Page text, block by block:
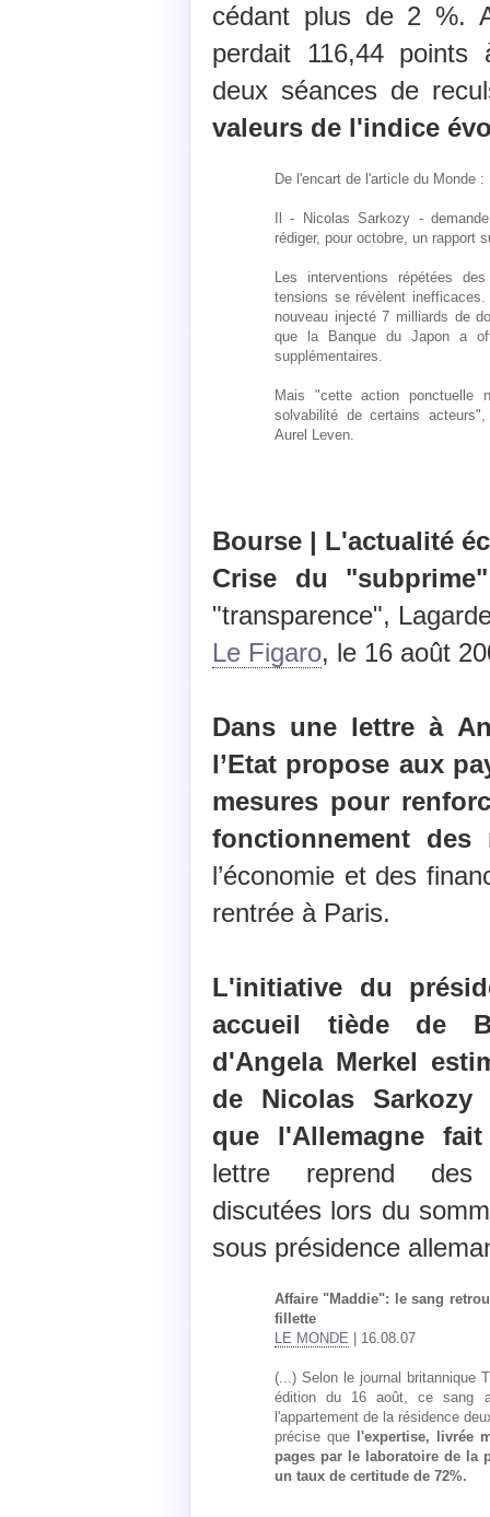
cédant plus de 2 %.
perdait 116,44
deux séances de
valeurs de l'indice
De l'encart de l'article du Monde :
Il - Nicolas Sarkozy -
rédiger, pour octobre, un rapport
Les interventions répétées
tensions se révèlent
nouveau injecté 7 milliards de
que la Banque du Japon a
supplémentaires.
Mais "cette action
solvabilité de certains
Aurel Leven.
Bourse | L'actualité
Crise du
"transparence",
Le Figaro, le 16 août
Dans une lettre à
l’Etat propose aux
mesures pour
fonctionnement des
l’économie et des
rentrée à Paris.
L'initiative du
accueil tiède de
d'Angela Merkel
de Nicolas Sarkozy
que l'Allemagne
lettre reprend des
discutées lors du
sous présidence
Affaire "Maddie": le sang
fillette
LE MONDE | 16.08.07
(...) Selon le journal britannique
édition du 16 août, ce sang
l'appartement de la résidence
précise que
l'expertise, livrée
pages par le laboratoire de la
un taux de certitude de 72%.